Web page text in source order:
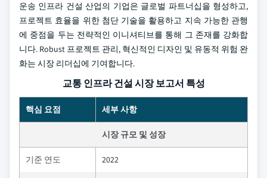
운송 인프라 건설 산업의 기업은 글로벌 파트너십을 형성하고,
프로젝트 효율을 위한 첨단 기술을 활용하고 지속 가능한 관행
에 중점을 두는 전략적인 이니셔티브를 통해 그 존재를 강화합
니다. Robust 프로젝트 관리, 혁신적인 디자인 및 유동적 위험 완
화는 시장 리더십에 기여합니다.
교통 인프라 건설 시장 보고서 특성
핵심 요점 세부 사항
시장 규모 및 성장
기준 연도 2022